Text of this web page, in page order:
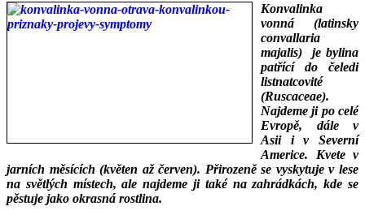
Konvalinka
vonná (latinsky
convallaria
majalis) je bylina
patřící do čeledi
listnatcovité
(Ruscaceae).
Najdeme ji po celé
Evropě, dále v
Asii i v Severní
Americe. Kvete v
jarních měsících (květen až červen). Přirozeně se vyskytuje v lese
na světlých místech, ale najdeme ji také na zahrádkách, kde se
pěstuje jako okrasná rostlina.